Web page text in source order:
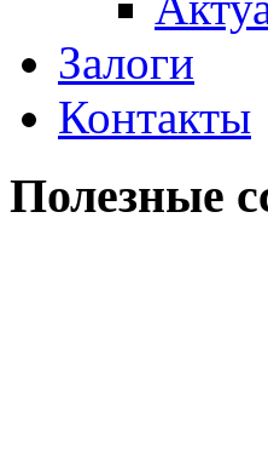
Залоги
Контакты
Полезные